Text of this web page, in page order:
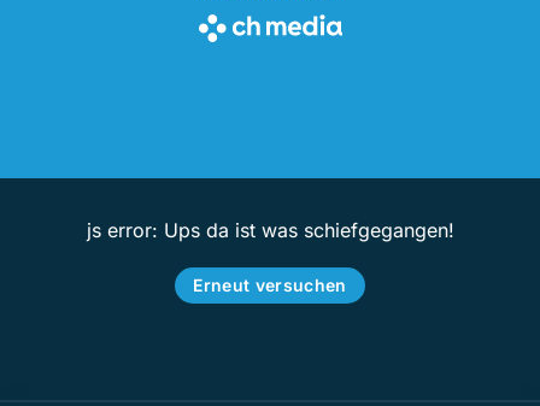
js error: Ups da ist was schiefgegangen!
Erneut versuchen